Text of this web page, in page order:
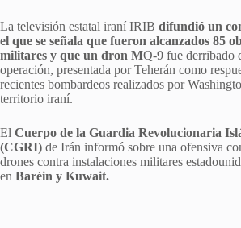
La televisión estatal iraní IRIB difundió un
el que se señala que fueron alcanzados 85
militares y que un dron MQ-9 fue derribado
operación, presentada por Teherán como
recientes bombardeos realizados por
territorio iraní.
El Cuerpo de la Guardia Revolucionaria
(CGRI) de Irán informó sobre una ofensiva
drones contra instalaciones militares
en Baréin y Kuwait.